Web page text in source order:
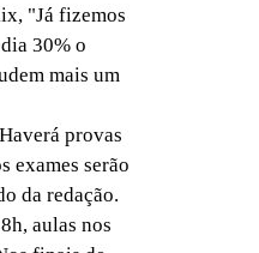
"Já fizemos
30% o
mais um
provas
exames serão
da redação.
aulas nos